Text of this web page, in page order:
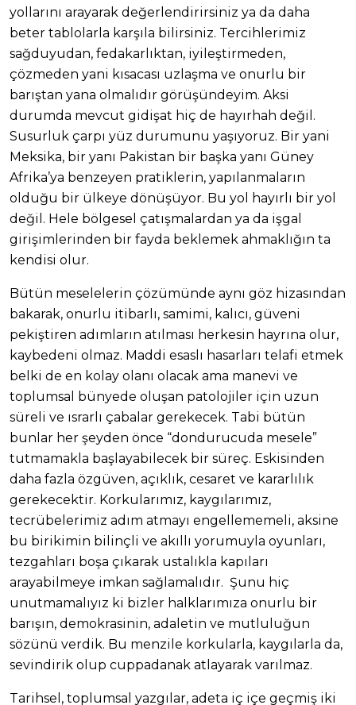
yollarını arayarak değerlendirirsiniz ya da daha
beter tablolarla karşıla bilirsiniz. Tercihlerimiz
sağduyudan, fedakarlıktan, iyileştirmeden,
çözmeden yani kısacası uzlaşma ve onurlu bir
barıştan yana olmalıdır görüşündeyim. Aksi
durumda mevcut gidişat hiç de hayırhah değil.
Susurluk çarpı yüz durumunu yaşıyoruz. Bir yani
Meksika, bir yanı Pakistan bir başka yanı Güney
Afrika’ya benzeyen pratiklerin, yapılanmaların
olduğu bir ülkeye dönüşüyor. Bu yol hayırlı bir yol
değil. Hele bölgesel çatışmalardan ya da işgal
girişimlerinden bir fayda beklemek ahmaklığın ta
kendisi olur.
Bütün meselelerin çözümünde aynı göz hizasından
bakarak, onurlu itibarlı, samimi, kalıcı, güveni
pekiştiren adımların atılması herkesin hayrına olur,
kaybedeni olmaz. Maddi esaslı hasarları telafi etmek
belki de en kolay olanı olacak ama manevi ve
toplumsal bünyede oluşan patolojiler için uzun
süreli ve ısrarlı çabalar gerekecek. Tabi bütün
bunlar her şeyden önce “dondurucuda mesele”
tutmamakla başlayabilecek bir süreç. Eskisinden
daha fazla özgüven, açıklık, cesaret ve kararlılık
gerekecektir. Korkularımız, kaygılarımız,
tecrübelerimiz adım atmayı engellememeli, aksine
bu birikimin bilinçli ve akıllı yorumuyla oyunları,
tezgahları boşa çıkarak ustalıkla kapıları
arayabilmeye imkan sağlamalıdır. Şunu hiç
unutmamalıyız ki bizler halklarımıza onurlu bir
barışın, demokrasinin, adaletin ve mutluluğun
sözünü verdik. Bu menzile korkularla, kaygılarla da,
sevindirik olup cuppadanak atlayarak varılmaz.
Tarihsel, toplumsal yazgılar, adeta iç içe geçmiş iki